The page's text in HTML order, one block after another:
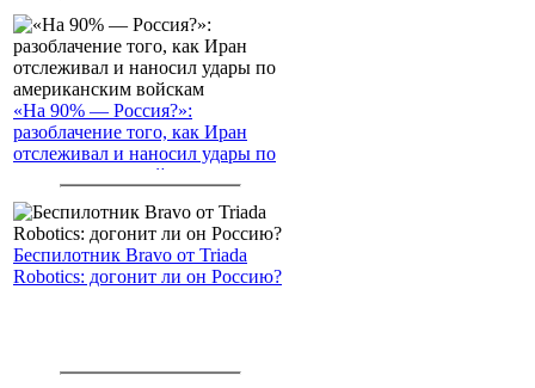
«На 90% — Россия?»:
разоблачение того, как Иран
отслеживал и наносил удары по
американским войскам
Беспилотник Bravo от Triada
Robotics: догонит ли он Россию?